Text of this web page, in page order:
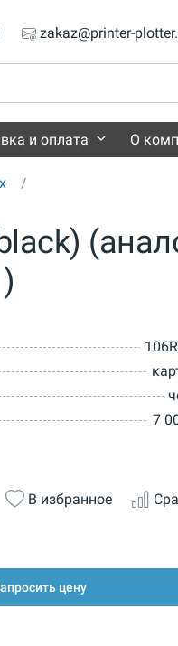
zakaz@printer-
и оплата О
7
В избранное
цену